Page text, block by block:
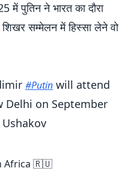
पुतिन ने भारत का दौरा
सम्मेलन में हिस्सा लेने वो
#Putin will attend
Delhi on September
Africa 🇷🇺